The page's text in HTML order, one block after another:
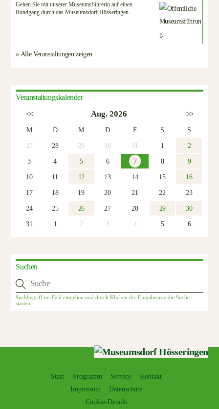
Gehen Sie mit unserer Museumsführerin auf einen
Rundgang durch das Museumsdorf Hösseringen.
» Alle Veranstaltungen zeigen
Veranstaltungskalender
<< Aug. 2026 >>
M D M D F S
S
27
28 29 30 31 1
2
3
4 5 6 7 8
9
10
11 12 13 14 15
16
17
18 19 20 21 22
23
24
25 26 27 28 29
30
31
1 2 3 4 5 6
Suchen
Start Programm Service
Kontakt
Impressum
Datenschutz
Cookie-Details